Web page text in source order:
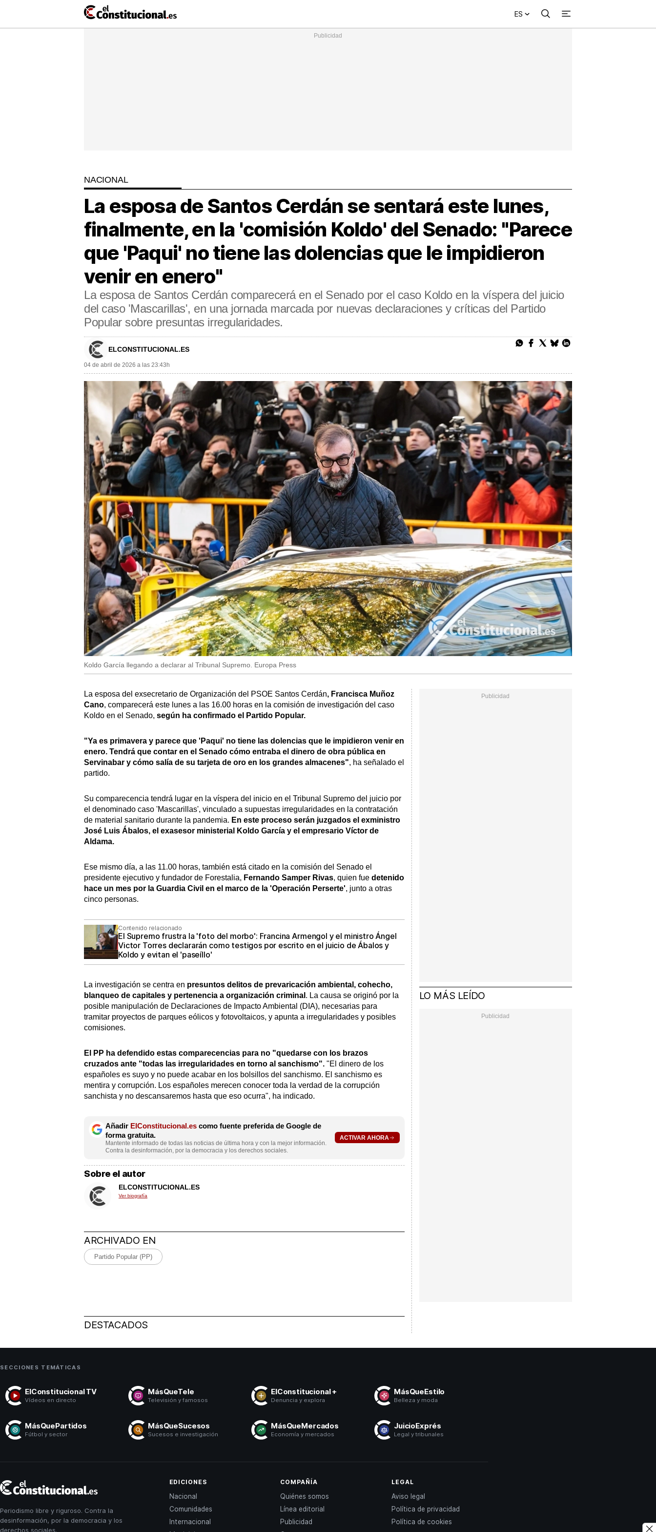
Nacional
ES Buscar
NACIONAL
La esposa de Santos Cerdán se sentará este lunes,
finalmente, en la 'comisión Koldo' del Senado: "Parece
que 'Paqui' no tiene las dolencias que le impidieron
venir en enero"
La esposa de Santos Cerdán comparecerá en el Senado por el caso Koldo en la víspera del juicio
del caso 'Mascarillas', en una jornada marcada por nuevas declaraciones y críticas del Partido
Popular sobre presuntas irregularidades.
ELCONSTITUCIONAL.ES
04 de abril de 2026 a las 23:43h
Koldo García llegando a declarar al Tribunal Supremo. Europa Press
La esposa del exsecretario de Organización del PSOE Santos Cerdán, Francisca Muñoz
Cano, comparecerá este lunes a las 16.00 horas en la comisión de investigación del caso
Koldo en el Senado, según ha confirmado el Partido Popular.
"Ya es primavera y parece que 'Paqui' no tiene las dolencias que le impidieron venir en
enero. Tendrá que contar en el Senado cómo entraba el dinero de obra pública en
Servinabar y cómo salía de su tarjeta de oro en los grandes almacenes", ha señalado el
partido.
Su comparecencia tendrá lugar en la víspera del inicio en el Tribunal Supremo del juicio por
el denominado caso 'Mascarillas', vinculado a supuestas irregularidades en la contratación
de material sanitario durante la pandemia. En este proceso serán juzgados el exministro
José Luis Ábalos, el exasesor ministerial Koldo García y el empresario Víctor de
Aldama.
Ese mismo día, a las 11.00 horas, también está citado en la comisión del Senado el
presidente ejecutivo y fundador de Forestalia, Fernando Samper Rivas, quien fue detenido
hace un mes por la Guardia Civil en el marco de la 'Operación Perserte', junto a otras
cinco personas.
Contenido relacionado
El Supremo frustra la 'foto del morbo': Francina Armengol y el ministro Ángel
Victor Torres declararán como testigos por escrito en el juicio de Ábalos y
Koldo y evitan el 'paseíllo'
La investigación se centra en presuntos delitos de prevaricación ambiental, cohecho,
blanqueo de capitales y pertenencia a organización criminal . La causa se originó por la
posible manipulación de Declaraciones de Impacto Ambiental (DIA), necesarias para
tramitar proyectos de parques eólicos y fotovoltaicos, y apunta a irregularidades y posibles
comisiones.
El PP ha defendido estas comparecencias para no "quedarse con los brazos
cruzados ante "todas las irregularidades en torno al sanchismo". "El dinero de los
españoles es suyo y no puede acabar en los bolsillos del sanchismo. El sanchismo es
mentira y corrupción. Los españoles merecen conocer toda la verdad de la corrupción
sanchista y no descansaremos hasta que eso ocurra", ha indicado.
Añadir ElConstitucional.es como fuente preferida de Google de
forma gratuita.
Mantente informado de todas las noticias de última hora y con la mejor información.
Contra la desinformación, por la democracia y los derechos sociales.
ACTIVAR AHORA
Sobre el autor
ELCONSTITUCIONAL.ES
Ver biografía
ARCHIVADO EN
Partido Popular (PP)
DESTACADOS
LO MÁS LEÍDO
SECCIONES TEMÁTICAS
ElConstitucional TV
Vídeos en directo
MásQueTele
Televisión y famosos
ElConstitucional +
Denuncia y explora
MásQueEstilo
Belleza y moda
MásQuePartidos
Fútbol y sector
MásQueSucesos
Sucesos e investigación
MásQueMercados
Economía y mercados
JuicioExprés
Legal y tribunales
Constitucional
Periodismo libre y riguroso. Contra la
desinformación, por la democracia y los
derechos sociales.
EDICIONES
Nacional
Comunidades
Internacional
COMPAÑÍA
Quiénes somos
Línea editorial
Publicidad
LEGAL
Aviso legal
Política de privacidad
Política de cookies